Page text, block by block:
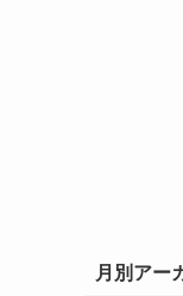
月別アー